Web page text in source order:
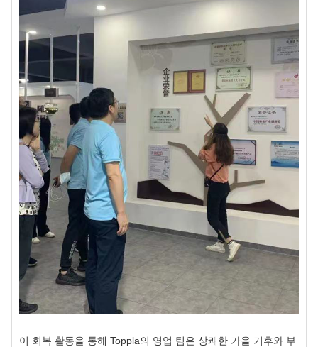
이 회복 활동을 통해 Toppla의 영업 팀은 상쾌한 가을 기후와 부